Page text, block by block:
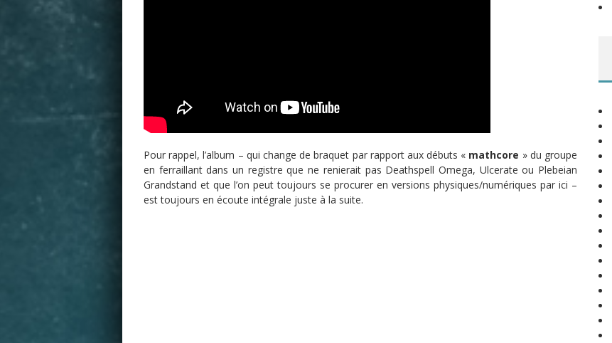
Pour rappel, l’album – qui change de braquet par rapport aux débuts « mathcore » du groupe
en ferraillant dans un registre que ne renierait pas Deathspell Omega, Ulcerate ou Plebeian
Grandstand et que l’on peut toujours se procurer en versions physiques/numériques par ici –
est toujours en écoute intégrale juste à la suite.